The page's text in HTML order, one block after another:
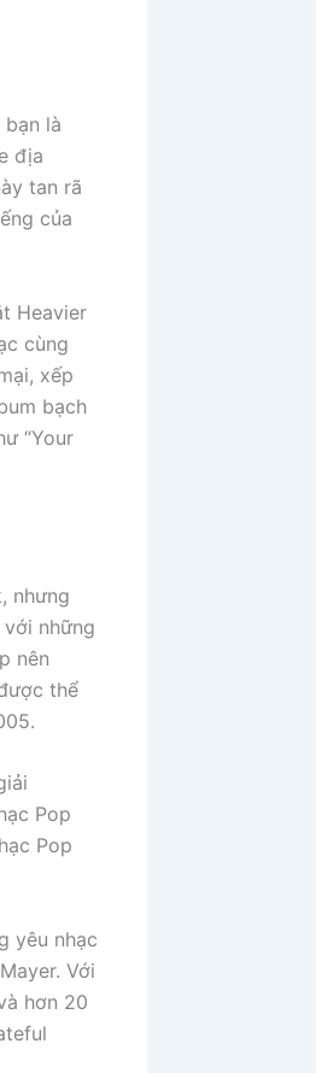
là
địa
tan rã
của
Heavier
cùng
xếp
bạch
“Your
nhưng
những
nên
thể
Pop
Pop
yêu nhạc
Với
hơn 20